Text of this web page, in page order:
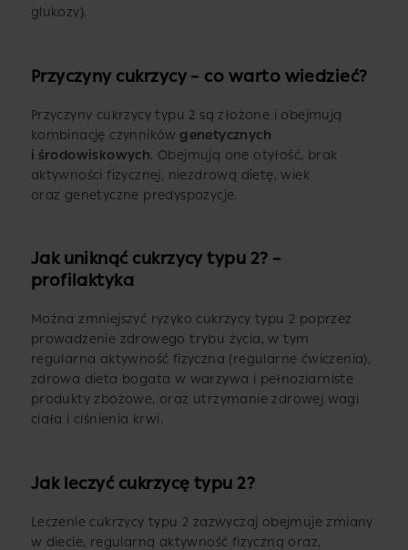
glukozy).
Przyczyny cukrzycy – co warto wiedzieć?
Przyczyny cukrzycy typu 2 są złożone i obejmują
kombinację czynników genetycznych
i środowiskowych. Obejmują one otyłość, brak
aktywności fizycznej, niezdrową dietę, wiek
oraz genetyczne predyspozycje.
Jak uniknąć cukrzycy typu 2? –
profilaktyka
Można zmniejszyć ryzyko cukrzycy typu 2 poprzez
prowadzenie zdrowego trybu życia, w tym
regularna aktywność fizyczna (regularne ćwiczenia),
zdrowa dieta bogata w warzywa i pełnoziarniste
produkty zbożowe, oraz utrzymanie zdrowej wagi
ciała i ciśnienia krwi.
Jak leczyć cukrzycę typu 2?
Leczenie cukrzycy typu 2 zazwyczaj obejmuje zmiany
w diecie, regularną aktywność fizyczną oraz,